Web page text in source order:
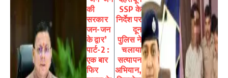
की
सरकार
जन-जन
के द्वार’
पार्ट-2 :
एक बार
फिर
SSP के
निर्देश पर
दून
पुलिस ने
चलाया
सत्यापन
अभियान,